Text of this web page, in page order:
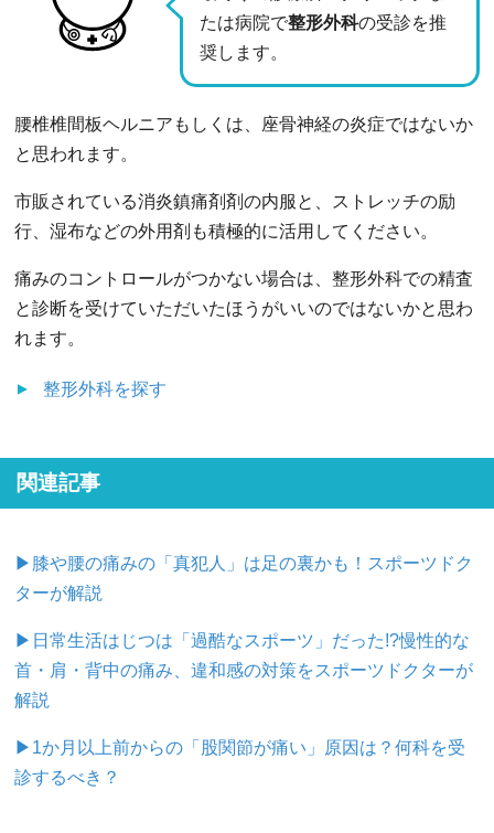
たは病院で整形外科の受診を推
奨します。
腰椎椎間板ヘルニアもしくは、座骨神経の炎症ではないか
と思われます。
市販されている消炎鎮痛剤剤の内服と、ストレッチの励
行、湿布などの外用剤も積極的に活用してください。
痛みのコントロールがつかない場合は、整形外科での精査
と診断を受けていただいたほうがいいのではないかと思わ
れます。
整形外科を探す
関連記事
▶膝や腰の痛みの「真犯人」は足の裏かも！スポーツドク
ターが解説
▶日常生活はじつは「過酷なスポーツ」だった!?慢性的な
首・肩・背中の痛み、違和感の対策をスポーツドクターが
解説
▶1か月以上前からの「股関節が痛い」原因は？何科を受
診するべき？